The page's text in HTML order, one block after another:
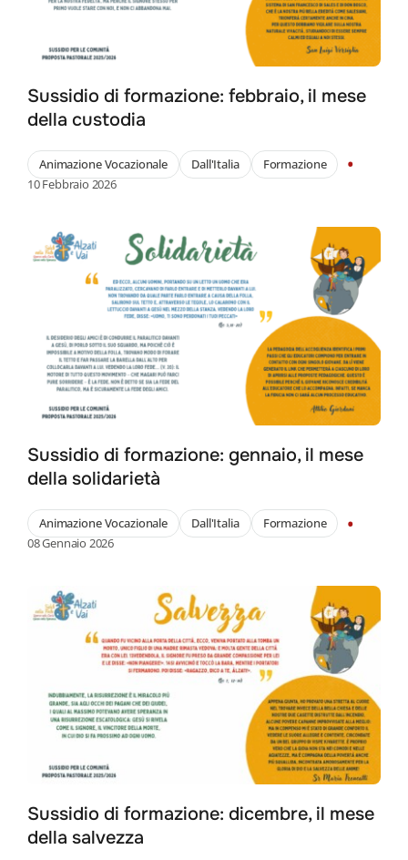
Sussidio di formazione: febbraio, il mese
della custodia
Animazione Vocazionale Dall'Italia Formazione •
10 Febbraio 2026
Sussidio di formazione: gennaio, il mese
della solidarietà
Animazione Vocazionale Dall'Italia Formazione •
08 Gennaio 2026
Sussidio di formazione: dicembre, il mese
della salvezza